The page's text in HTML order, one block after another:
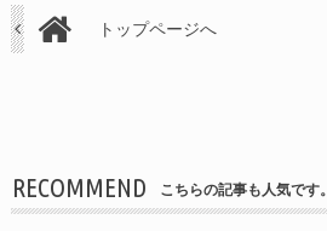
トップページへ
RECOMMEND こちらの記事も人気です。